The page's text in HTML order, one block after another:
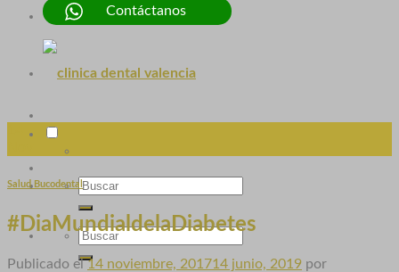
Contáctanos
Salud Bucodental
#DiaMundialdelaDiabetes
Publicado el14 noviembre, 201714 junio, 2019 por